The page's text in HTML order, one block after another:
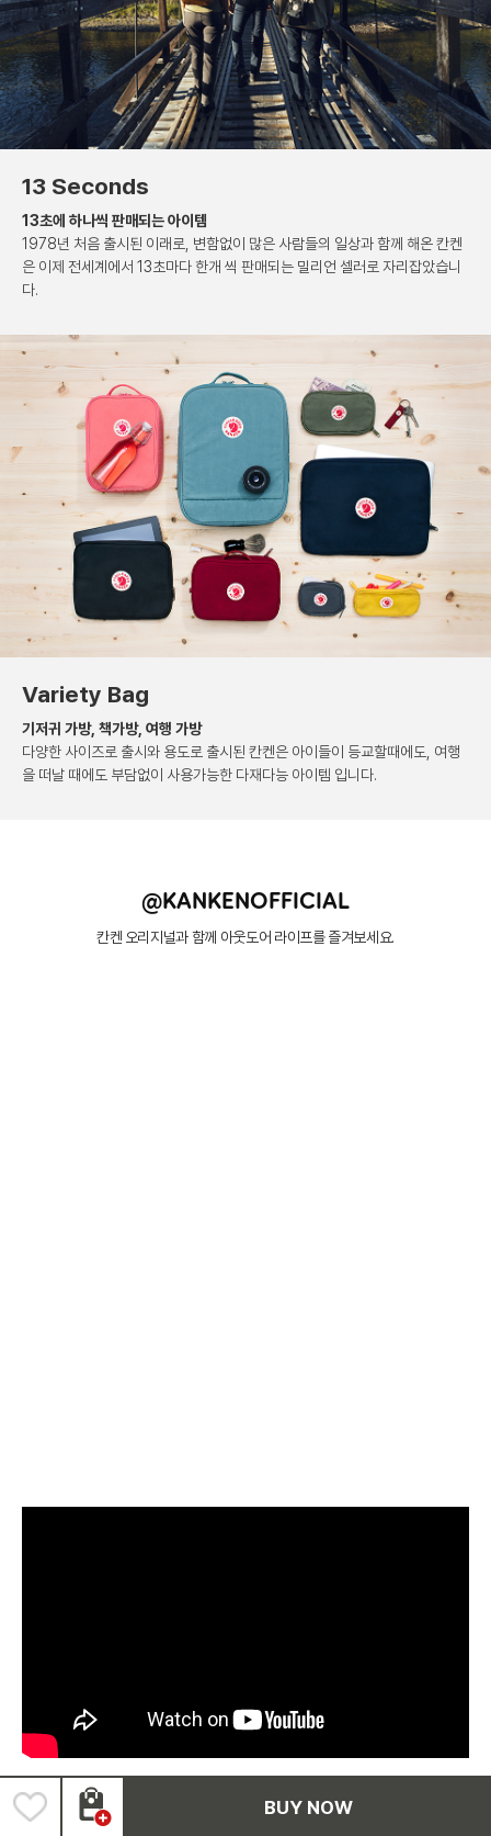
BUY NOW
13 Seconds
13초에 하나씩 판매되는 아이템
1978년 처음 출시된 이래로, 변함없이 많은 사람들의 일상과 함께 해온 칸켄
은 이제 전세계에서 13초마다 한개 씩 판매되는 밀리언 셀러로 자리잡았습니
다.
Variety Bag
기저귀 가방, 책가방, 여행 가방
다양한 사이즈로 출시와 용도로 출시된 칸켄은 아이들이 등교할때에도, 여행
을 떠날 때에도 부담없이 사용가능한 다재다능 아이템 입니다.
@KANKENOFFICIAL
칸켄 오리지널과 함께 아웃도어 라이프를 즐겨보세요.